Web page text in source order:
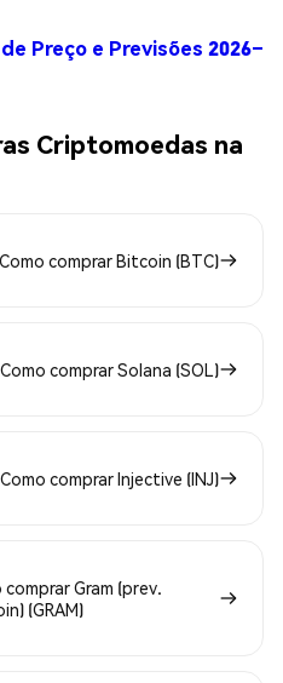
Preço e Previsões 2026–
Criptomoedas na
Como comprar Bitcoin (BTC)
Como comprar Solana (SOL)
Como comprar Injective (INJ)
comprar Gram (prev.
(GRAM)